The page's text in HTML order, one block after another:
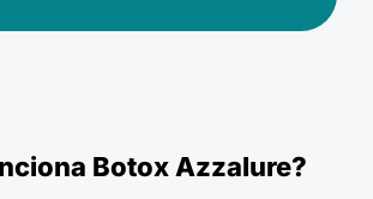
Botox Azzalure?